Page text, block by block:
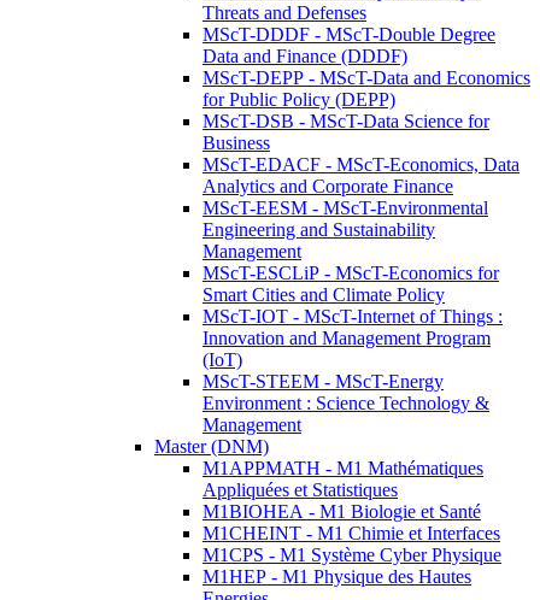
Threats and Defenses
MScT-DDDF - MScT-Double Degree
Data and Finance (DDDF)
MScT-DEPP - MScT-Data and Economics
for Public Policy (DEPP)
MScT-DSB - MScT-Data Science for
Business
MScT-EDACF - MScT-Economics, Data
Analytics and Corporate Finance
MScT-EESM - MScT-Environmental
Engineering and Sustainability
Management
MScT-ESCLiP - MScT-Economics for
Smart Cities and Climate Policy
MScT-IOT - MScT-Internet of Things :
Innovation and Management Program
(IoT)
MScT-STEEM - MScT-Energy
Environment : Science Technology &
Management
Master (DNM)
M1APPMATH - M1 Mathématiques
Appliquées et Statistiques
M1BIOHEA - M1 Biologie et Santé
M1CHEINT - M1 Chimie et Interfaces
M1CPS - M1 Système Cyber Physique
M1HEP - M1 Physique des Hautes